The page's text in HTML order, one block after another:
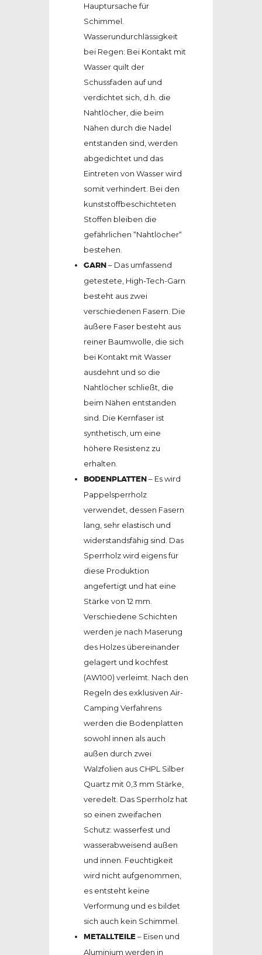
Hauptursache für
Schimmel.
Wasserundurchlässigkeit
bei Regen: Bei Kontakt mit
Wasser quilt der
Schussfaden auf und
verdichtet sich, d.h. die
Nahtlöcher, die beim
Nähen durch die Nadel
entstanden sind, werden
abgedichtet und das
Eintreten von Wasser wird
somit verhindert. Bei den
kunststoffbeschichteten
Stoffen bleiben die
gefährlichen “Nahtlöcher“
bestehen.
GARN– Das umfassend
getestete, High-Tech-Garn
besteht aus zwei
verschiedenen Fasern. Die
äußere Faser besteht aus
reiner Baumwolle, die sich
bei Kontakt mit Wasser
ausdehnt und so die
Nahtlöcher schließt, die
beim Nähen entstanden
sind. Die Kernfaser ist
synthetisch, um eine
höhere Resistenz zu
erhalten.
BODENPLATTEN– Es wird
Pappelsperrholz
verwendet, dessen Fasern
lang, sehr elastisch und
widerstandsfähig sind. Das
Sperrholz wird eigens für
diese Produktion
angefertigt und hat eine
Stärke von 12 mm.
Verschiedene Schichten
werden je nach Maserung
des Holzes übereinander
gelagert und kochfest
(AW100) verleimt. Nach den
Regeln des exklusiven Air-
Camping Verfahrens
werden die Bodenplatten
sowohl innen als auch
außen durch zwei
Walzfolien aus CHPL Silber
Quartz mit 0,3 mm Stärke,
veredelt. Das Sperrholz hat
so einen zweifachen
Schutz: wasserfest und
wasserabweisend außen
und innen. Feuchtigkeit
wird nicht aufgenommen,
es entsteht keine
Verformung und es bildet
sich auch kein Schimmel.
METALLTEILE– Eisen und
Aluminium werden in